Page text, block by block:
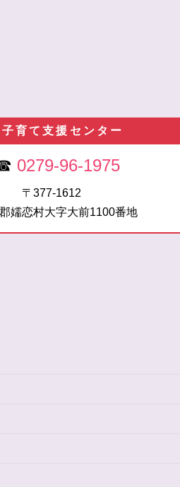
育て支援センター
0279-96-1975
〒377-1612
嬬恋村大字大前1100番地